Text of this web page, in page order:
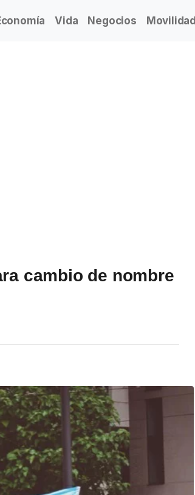
Vida Negocios Movilidad
cambio de nombre